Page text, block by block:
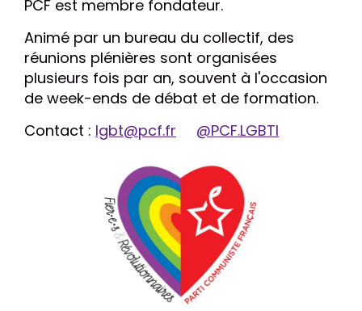
PCF est membre fondateur.
Animé par un bureau du collectif, des
réunions plénières sont organisées
plusieurs fois par an, souvent à l'occasion
de week-ends de débat et de formation.
Contact : lgbt@pcf.fr @PCF.LGBTI